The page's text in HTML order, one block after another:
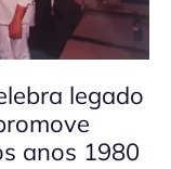
legado
anos 1980